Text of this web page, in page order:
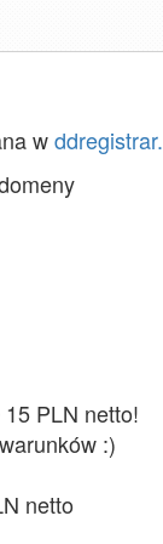
w
PLN netto!
:)
netto